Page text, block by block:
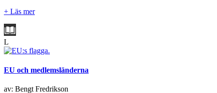
+ Läs mer
L
EU och medlemsländerna
av: Bengt Fredrikson